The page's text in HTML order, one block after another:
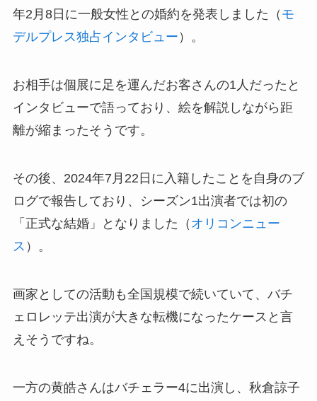
年2月8日に一般女性との婚約を発表しました（ モ
デルプレス独占インタビュー ）。
お相手は個展に足を運んだお客さんの1人だったと
インタビューで語っており、絵を解説しながら距
離が縮まったそうです。
その後、2024年7月22日に入籍したことを自身のブ
ログで報告しており、シーズン1出演者では初の
「正式な結婚」となりました（ オリコンニュー
ス ）。
画家としての活動も全国規模で続いていて、バチ
ェロレッテ出演が大きな転機になったケースと言
えそうですね。
一方の黄皓さんはバチェラー4に出演し、秋倉諒子